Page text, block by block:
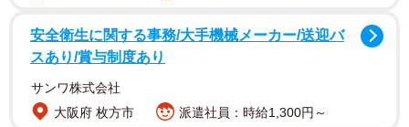
た名字だと思われる。
現在は京都府南部の名字で、とくに山城町に多い。
安全衛生に関する事務/大手機械メーカー/送迎バ
スあり/賞与制度あり
サンワ株式会社
大阪府 枚方市
派遣社員：時給1,300円～